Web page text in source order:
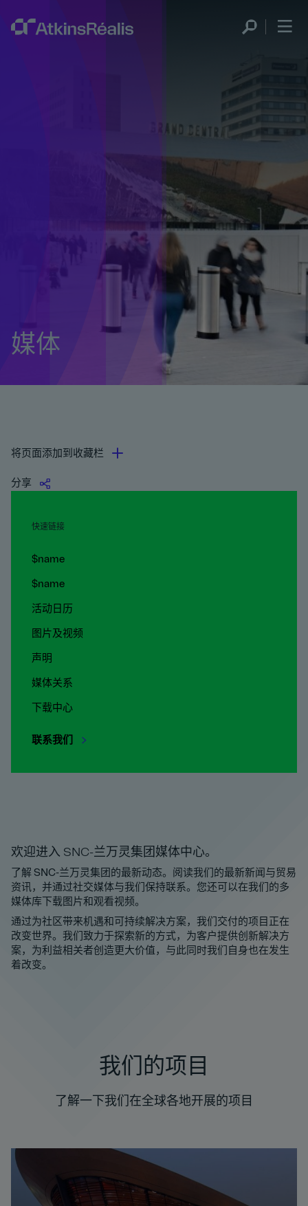
媒体
将页面添加到收藏栏
分享
快速链接
$name
$name
活动日历
图片及视频
声明
媒体关系
下载中心
联系我们
欢迎进入 SNC-兰万灵集团媒体中心。
了解 SNC-兰万灵集团的最新动态。阅读我们的最新新闻与贸易
资讯，并通过社交媒体与我们保持联系。您还可以在我们的多
媒体库下载图片和观看视频。
通过为社区带来机遇和可持续解决方案，我们交付的项目正在
改变世界。我们致力于探索新的方式，为客户提供创新解决方
案，为利益相关者创造更大价值，与此同时我们自身也在发生
着改变。
我们的项目
了解一下我们在全球各地开展的项目